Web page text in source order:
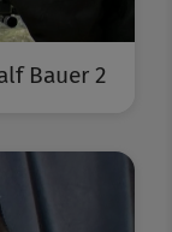
Bauer 2